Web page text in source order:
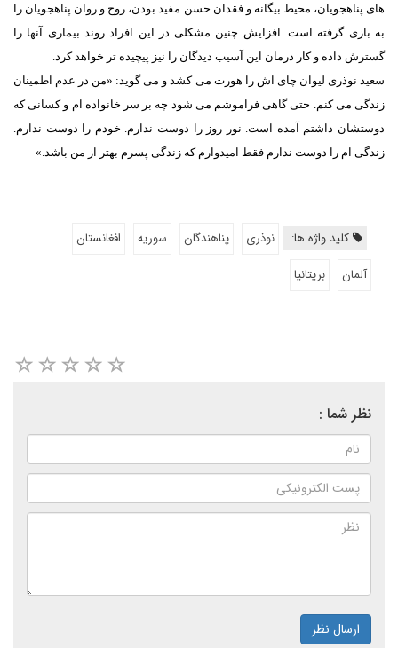
های پناهجویان، محیط بیگانه و فقدان حسن مفید بودن، روح و روان پناهجویان را
به بازی گرفته است. افزایش چنین مشکلی در این افراد روند بیماری آنها را
گسترش داده و کار درمان این آسیب دیدگان را نیز پیچیده تر خواهد کرد.
سعید نوذری لیوان چای اش را هورت می کشد و می گوید: «من در عدم اطمینان
زندگی می کنم. حتی گاهی فراموشم می شود چه بر سر خانواده ام و کسانی که
دوستشان داشتم آمده است. نور روز را دوست ندارم. خودم را دوست ندارم.
زندگی ام را دوست ندارم فقط امیدوارم که زندگی پسرم بهتر از من باشد.»
کلید واژه ها: نوذری پناهندگان سوریه
افغانستان
آلمان
بریتانیا
نظر شما :
ارسال نظر